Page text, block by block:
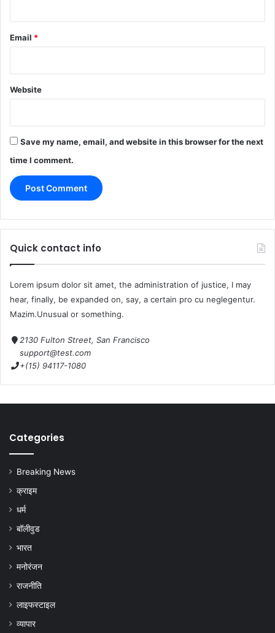
Email *
Website
Save my name, email, and website in this browser for the next
time I comment.
Quick contact info
Lorem ipsum dolor sit amet, the administration of justice, I may
hear, finally, be expanded on, say, a certain pro cu neglegentur.
Mazim.Unusual or something.
2130 Fulton Street, San Francisco
support@test.com
+(15) 94117-1080
Categories
Breaking News
क्राइम
धर्म
बॉलीवुड
भारत
मनोरंजन
राजनीति
लाइफस्टाइल
व्यापार